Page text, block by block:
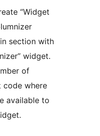
“Widget
section with
widget.
of
code where
available to